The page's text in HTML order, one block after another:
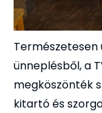
Természetesen
ünneplésből, a
megköszönték
kitartó és